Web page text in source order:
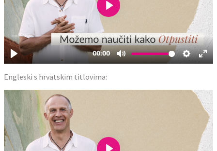
Engleski s hrvatskim titlovima: